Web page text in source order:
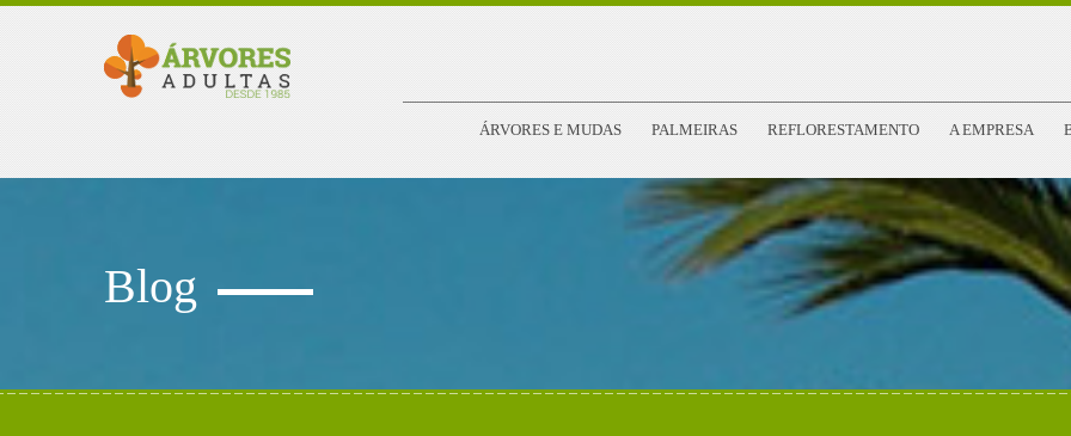
ÁRVORES E MUDAS PALMEIRAS REFLORESTAMENTO A EMPRESA
Blog